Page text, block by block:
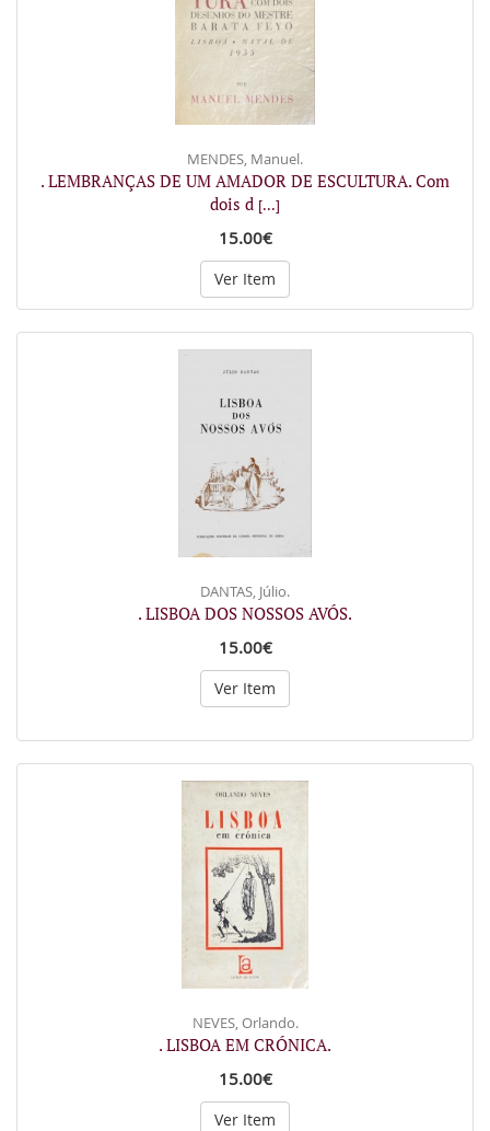
MENDES, Manuel.
. LEMBRANÇAS DE UM AMADOR DE ESCULTURA. Com
dois d [...]
15.00€
Ver Item
DANTAS, Júlio.
. LISBOA DOS NOSSOS AVÓS.
15.00€
Ver Item
NEVES, Orlando.
. LISBOA EM CRÓNICA.
15.00€
Ver Item